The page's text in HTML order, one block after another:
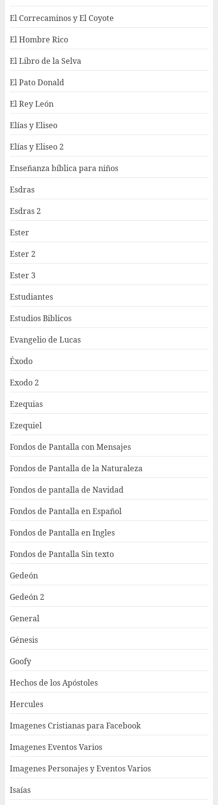
El Correcaminos y El Coyote
El Hombre Rico
El Libro de la Selva
El Pato Donald
El Rey León
Elías y Eliseo
Elías y Eliseo 2
Enseñanza bíblica para niños
Esdras
Esdras 2
Ester
Ester 2
Ester 3
Estudiantes
Estudios Biblicos
Evangelio de Lucas
Éxodo
Exodo 2
Ezequias
Ezequiel
Fondos de Pantalla con Mensajes
Fondos de Pantalla de la Naturaleza
Fondos de pantalla de Navidad
Fondos de Pantalla en Español
Fondos de Pantalla en Ingles
Fondos de Pantalla Sin texto
Gedeón
Gedeón 2
General
Génesis
Goofy
Hechos de los Apóstoles
Hercules
Imagenes Cristianas para Facebook
Imagenes Eventos Varios
Imagenes Personajes y Eventos Varios
Isaías